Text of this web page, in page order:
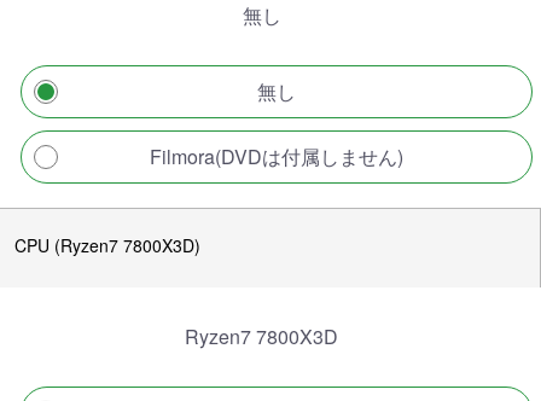
無し
無し
Filmora(DVDは付属しません)
CPU (Ryzen7 7800X3D)
Ryzen7 7800X3D